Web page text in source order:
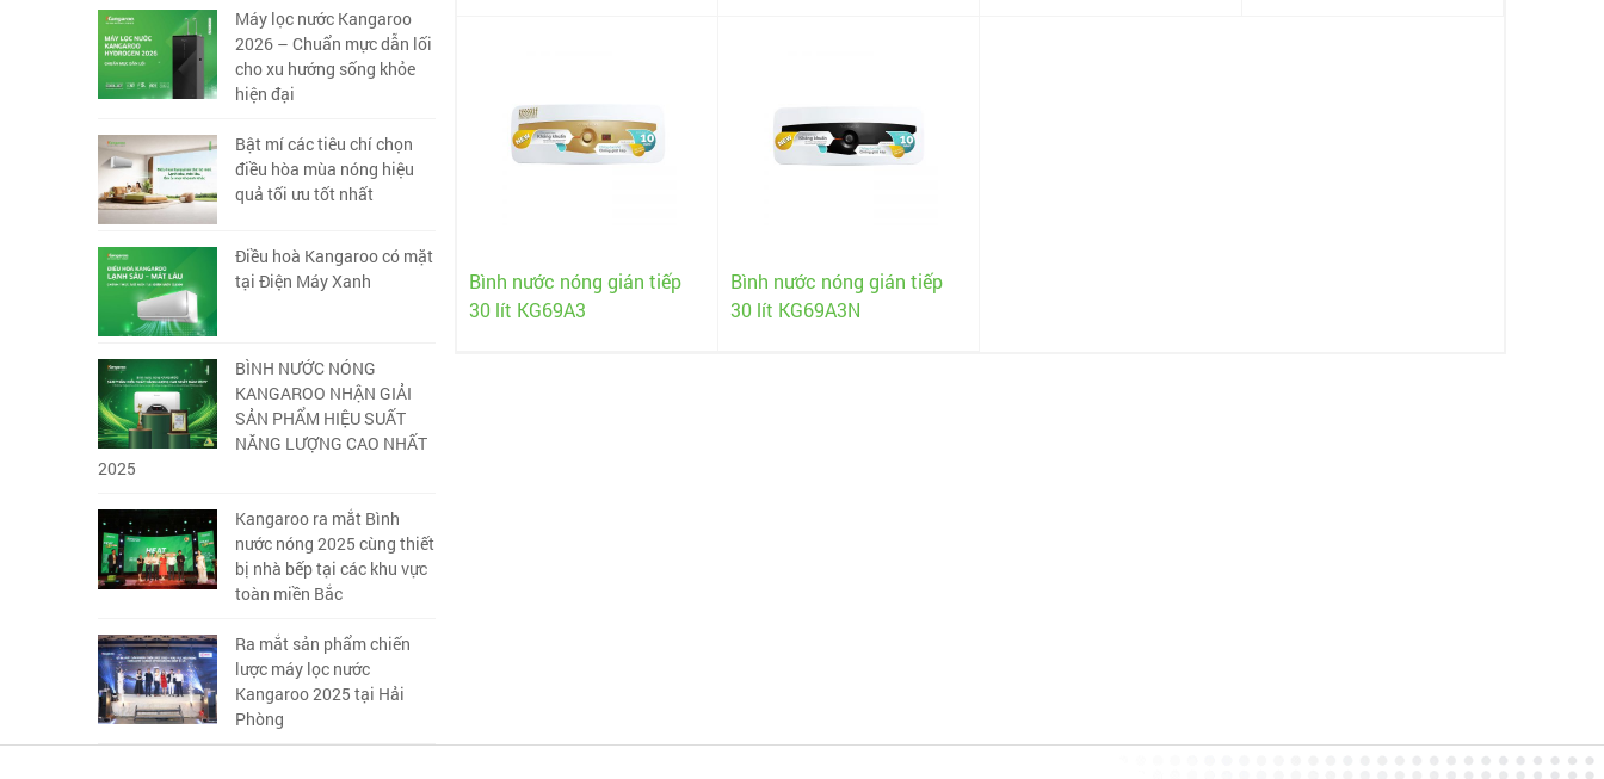
Máy lọc nước Kangaroo
2026 – Chuẩn mực dẫn lối
cho xu hướng sống khỏe
hiện đại
Bật mí các tiêu chí chọn
điều hòa mùa nóng hiệu
quả tối ưu tốt nhất
Điều hoà Kangaroo có mặt
tại Điện Máy Xanh
BÌNH NƯỚC NÓNG
KANGAROO NHẬN GIẢI
SẢN PHẨM HIỆU SUẤT
NĂNG LƯỢNG CAO NHẤT
2025
Kangaroo ra mắt Bình
nước nóng 2025 cùng thiết
bị nhà bếp tại các khu vực
toàn miền Bắc
Ra mắt sản phẩm chiến
lược máy lọc nước
Kangaroo 2025 tại Hải
Phòng
Bình nước nóng gián tiếp
30 lít KG69A3
Bình nước nóng gián tiếp
30 lít KG69A3N